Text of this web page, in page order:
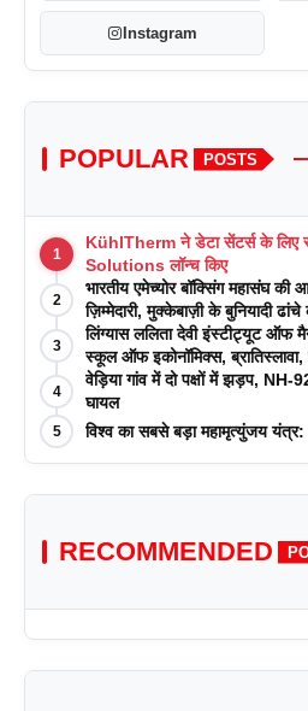
Instagram
POPULAR POSTS
1
KühlTherm ने डेटा सेंटर्स के
Solutions लॉन्च किए
2
भारतीय एमेच्योर बॉक्सिंग महासंघ
ज़िम्मेदारी, मुक्केबाज़ी के बुनियादी
3
लिंग्यास ललिता देवी इंस्टीट्यूट ऑफ
स्कूल ऑफ इकोनॉमिक्स,
पत्रिकाओं में प्रकाशन रणनीतियों पर
आयोजन किया
4
वेड़िया गांव में दो पक्षों में झड़प, NH-
घायल
5 विश्व का सबसे बड़ा महामृत्युंजय
RECOMMENDED